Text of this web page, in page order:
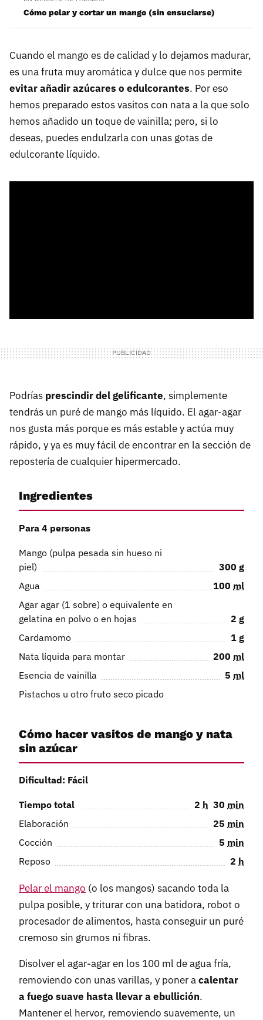
Cómo pelar y cortar un mango (sin ensuciarse)
Cuando el mango es de calidad y lo dejamos madurar,
es una fruta muy aromática y dulce que nos permite
evitar añadir azúcares o edulcorantes. Por eso
hemos preparado estos vasitos con nata a la que solo
hemos añadido un toque de vainilla; pero, si lo
deseas, puedes endulzarla con unas gotas de
edulcorante líquido.
Podrías prescindir del gelificante, simplemente
tendrás un puré de mango más líquido. El agar-agar
nos gusta más porque es más estable y actúa muy
rápido, y ya es muy fácil de encontrar en la sección de
repostería de cualquier hipermercado.
Ingredientes
Para 4 personas
Mango (pulpa pesada sin hueso ni
piel)
300 g
Agua
100 ml
Agar agar (1 sobre) o equivalente en
gelatina en polvo o en hojas
2 g
Cardamomo
1 g
Nata líquida para montar
200 ml
Esencia de vainilla
5 ml
Pistachos u otro fruto seco picado
Cómo hacer vasitos de mango y nata
sin azúcar
Dificultad: Fácil
Tiempo total 2 h 30 min
Elaboración
25 min
Cocción
5 min
Reposo
2 h
Pelar el mango (o los mangos) sacando toda la
pulpa posible, y triturar con una batidora, robot o
procesador de alimentos, hasta conseguir un puré
cremoso sin grumos ni fibras.
Disolver el agar-agar en los 100 ml de agua fría,
removiendo con unas varillas, y poner acalentar
a fuego suave hasta llevar a ebullición.
Mantener el hervor, removiendo suavemente, un